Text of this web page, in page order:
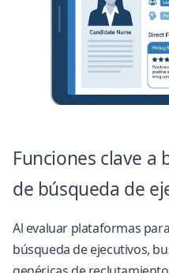
Funciones clave a
de búsqueda de
Al evaluar plataformas
búsqueda de ejecutivos,